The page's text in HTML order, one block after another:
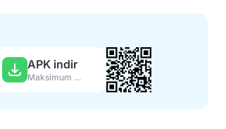
APK indir
Maksimum özellikler